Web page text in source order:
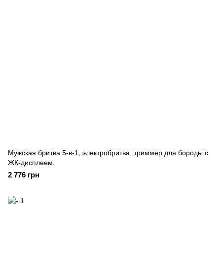
Мужская бритва 5-в-1, электробритва, триммер для бороды с
ЖК-дисплеем.
2 776 грн